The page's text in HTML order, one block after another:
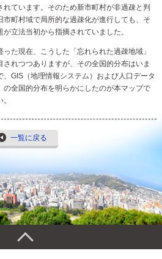
ています。そのため新市町村が非過疎と判
町村域で局所的な過疎化が進行しても、そ
立法当初から指摘されていました。
た現在、こうした「忘れられた過疎地域」
れつつありますが、その全国的分布はいま
GIS（地理情報システム）および人口データ
の全国的分布を明らかにしたのが本マップで
一覧に戻る